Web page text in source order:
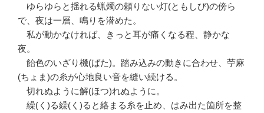
ゆらゆらと揺れる蝋燭の頼りない灯(ともしび)の傍ら
で、夜は一層、鳴りを潜めた。
私が動かなければ、きっと耳が痛くなる程、静かな
夜。
飴色のいざり機(ばた)。踏み込みの動きに合わせ、苧麻
(ちょま)の糸が心地良い音を縫い続ける。
切れぬように解(ほつ)れぬように。
繰(く)る繰(く)ると絡まる糸を止め、はみ出た箇所を整